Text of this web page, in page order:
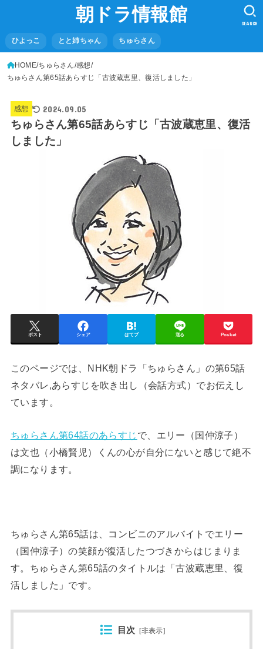
朝ドラ情報館
ひよっこ とと姉ちゃん ちゅらさん
SEARCH
HOME ちゅらさん 感想
ちゅらさん第65話あらすじ「古波蔵恵里、復活しました」
感想 2024.09.05
ちゅらさん第65話あらすじ「古波蔵恵里、復活
しました」
ポスト シェア はてブ 送る Pocket
このページでは、NHK朝ドラ「ちゅらさん」の第65話
ネタバレ,あらすじを吹き出し（会話方式）でお伝えし
ています。
ちゅらさん第64話のあらすじ で、エリー（国仲涼子）
は文也（小橋賢児）くんの心が自分にないと感じて絶不
調になります。
ちゅらさん第65話は、コンビニのアルバイトでエリー
（国仲涼子）の笑顔が復活したつづきからはじまりま
す。ちゅらさん第65話のタイトルは「古波蔵恵里、復
活しました」です。
目次 [非表示]